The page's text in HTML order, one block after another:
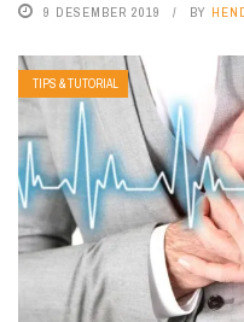
9 DESEMBER 2019 BY
TIPS & TUTORIAL